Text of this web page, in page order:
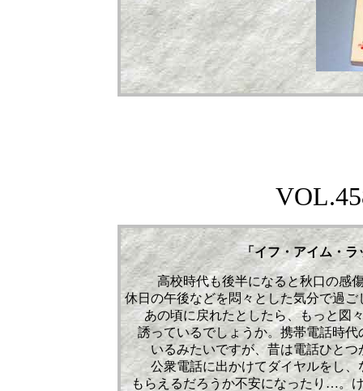
VOL.
「イフ・アイム・
高校時代も後半になると秋口の感
休日の午後などを悶々とした気分で過
あの頃に戻れたとしたら、もっと図
誘っているでしょうか。携帯電話時
いるみたいですが、昔は電話ひと
公衆電話に出かけてダイヤルをし
もらえるだろうか不安になったり…。